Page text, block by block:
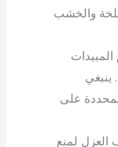
والخشب
ينبغي
على
العزل لمنع